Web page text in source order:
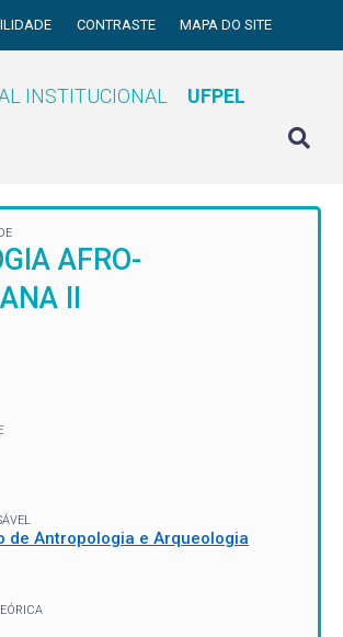
CONTRASTE MAPA DO SITE
INSTITUCIONAL UFPEL
AFRO-
II
de Antropologia e Arqueologia